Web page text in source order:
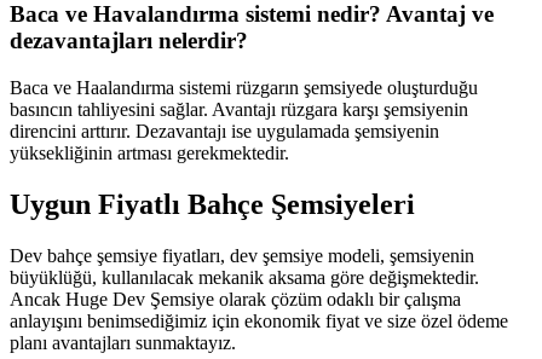
Baca ve Havalandırma sistemi nedir? Avantaj ve
dezavantajları nelerdir?
Baca ve Haalandırma sistemi rüzgarın şemsiyede oluşturduğu
basıncın tahliyesini sağlar. Avantajı rüzgara karşı şemsiyenin
direncini arttırır. Dezavantajı ise uygulamada şemsiyenin
yüksekliğinin artması gerekmektedir.
Uygun Fiyatlı Bahçe Şemsiyeleri
Dev bahçe şemsiye fiyatları, dev şemsiye modeli, şemsiyenin
büyüklüğü, kullanılacak mekanik aksama göre değişmektedir.
Ancak Huge Dev Şemsiye olarak çözüm odaklı bir çalışma
anlayışını benimsediğimiz için ekonomik fiyat ve size özel ödeme
planı avantajları sunmaktayız.